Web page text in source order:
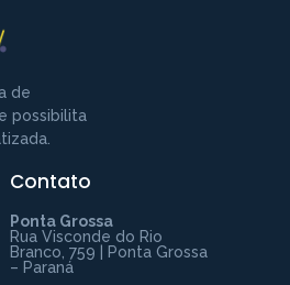
a Breven Law
de
possibilita
Contato
Ponta Grossa
Rua Visconde do Rio
Branco, 759 | Ponta Grossa
– Paraná